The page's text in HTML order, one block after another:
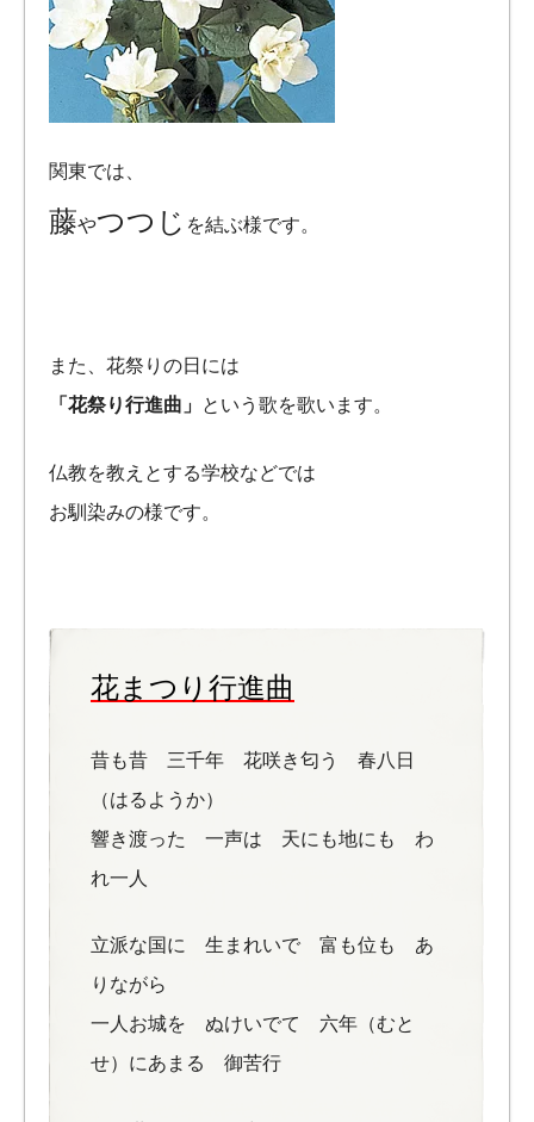
関東では、
藤やつつじ を結ぶ様です。
また、花祭りの日には
「花祭り行進曲」
という歌を歌います。
仏教を教えとする学校などでは
お馴染みの様です。
花まつり行進曲
昔も昔 三千年 花咲き匂う 春八日
（はるようか）
響き渡った 一声は 天にも地にも わ
れ一人
立派な国に 生まれいで 富も位も あ
りながら
一人お城を ぬけいでて 六年（むと
せ）にあまる 御苦行